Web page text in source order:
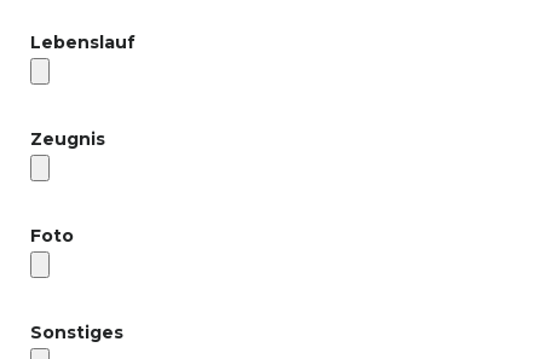
Lebenslauf
Zeugnis
Foto
Sonstiges